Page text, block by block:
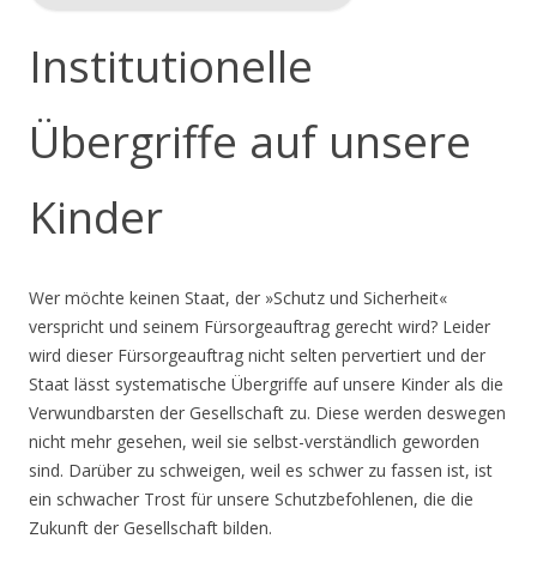
Institutionelle
Übergriffe auf unsere
Kinder
Wer möchte keinen Staat, der »Schutz und Sicherheit«
verspricht und seinem Fürsorgeauftrag gerecht wird? Leider
wird dieser Fürsorgeauftrag nicht selten pervertiert und der
Staat lässt systematische Übergriffe auf unsere Kinder als die
Verwundbarsten der Gesellschaft zu. Diese werden deswegen
nicht mehr gesehen, weil sie selbst-verständlich geworden
sind. Darüber zu schweigen, weil es schwer zu fassen ist, ist
ein schwacher Trost für unsere Schutzbefohlenen, die die
Zukunft der Gesellschaft bilden.